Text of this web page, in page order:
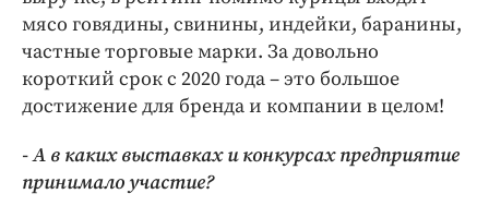
мясо говядины, свинины, индейки, баранины,
частные торговые марки. За довольно
короткий срок с 2020 года – это большое
достижение для бренда и компании в целом!
- А в каких выставках и конкурсах предприятие
принимало участие?